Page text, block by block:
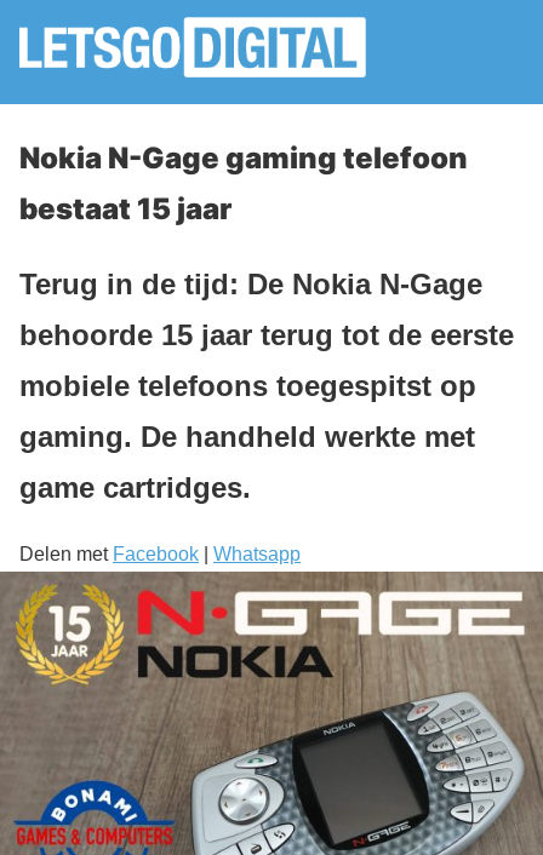
Nokia N-Gage gaming telefoon
bestaat 15 jaar
Terug in de tijd: De Nokia N-Gage
behoorde 15 jaar terug tot de eerste
mobiele telefoons toegespitst op
gaming. De handheld werkte met
game cartridges.
Delen met Facebook Whatsapp